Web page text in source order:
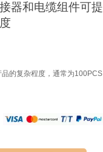
器和电缆组件可提
的复杂程度，通常为100PCS